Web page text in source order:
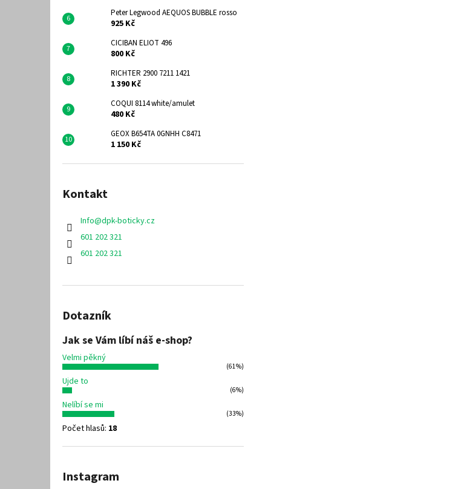
Peter Legwood AEQUOS BUBBLE rosso
925 Kč
CICIBAN ELIOT 496
800 Kč
RICHTER 2900 7211 1421
1 390 Kč
COQUI 8114 white/amulet
480 Kč
GEOX B654TA 0GNHH C8471
1 150 Kč
Kontakt
Info@dpk-boticky.cz
601 202 321
601 202 321
Dotazník
Jak se Vám líbí náš e-shop?
Velmi pěkný
(61%)
Ujde to
(6%)
Nelíbí se mi
(33%)
Počet hlasů: 18
Instagram